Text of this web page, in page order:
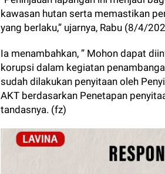
kawasan hutan serta memastikan
yang berlaku,” ujarnya, Rabu (8/4/
Ia menambahkan, ” Mohon dapat
korupsi dalam kegiatan
sudah dilakukan penyitaan oleh
AKT berdasarkan Penetapan
tandasnya. (fz)